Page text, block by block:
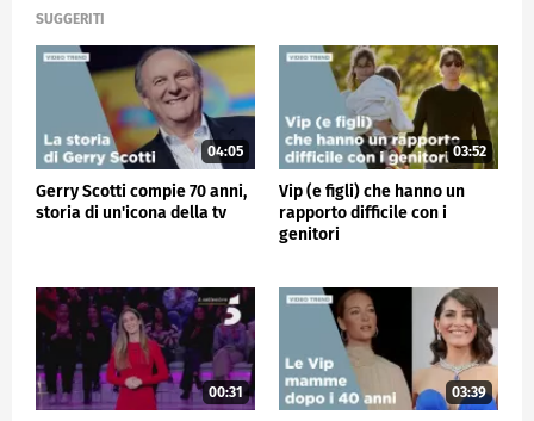
SUGGERITI
04:05
Gerry Scotti compie 70 anni,
storia di un'icona della tv
03:52
Vip (e figli) che hanno un
rapporto difficile con i
genitori
00:31 03:39